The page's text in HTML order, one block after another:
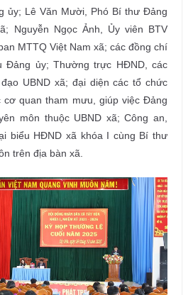
ủy; Lê Văn Mười, Phó Bí thư Đảng
Nguyễn Ngọc Ảnh, Ủy viên BTV
MTTQ Việt Nam xã; các đồng chí
Đảng ủy; Thường trực HĐND, các
UBND xã; đại diện các tổ chức
quan tham mưu, giúp việc Đảng
môn thuộc UBND xã; Công an,
biểu HĐND xã khóa I cùng Bí thư
trên địa bàn xã.